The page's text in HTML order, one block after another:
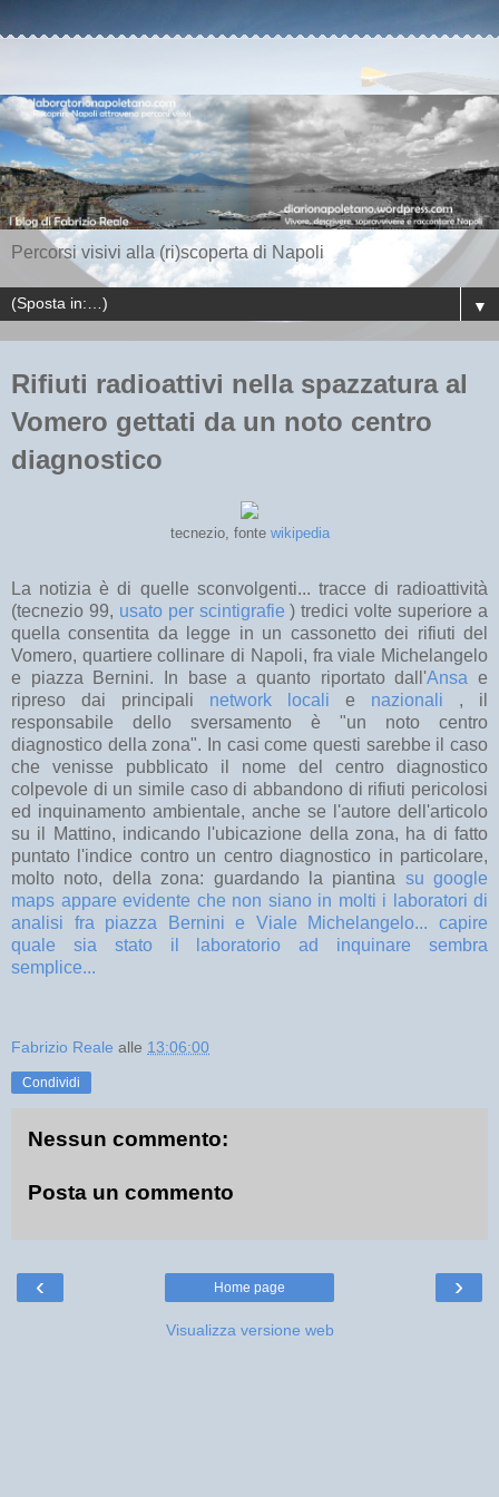
Percorsi visivi alla (ri)scoperta di Napoli
▼
Rifiuti radioattivi nella spazzatura al
Vomero gettati da un noto centro
diagnostico
tecnezio, fonte wikipedia
La notizia è di quelle sconvolgenti... tracce di radioattività
(tecnezio 99, usato per scintigrafie ) tredici volte superiore a
quella consentita da legge in un cassonetto dei rifiuti del
Vomero, quartiere collinare di Napoli, fra viale Michelangelo
e piazza Bernini. In base a quanto riportato dall'Ansae
ripreso dai principali network locali e nazionali , il
responsabile dello sversamento è "un noto centro
diagnostico della zona". In casi come questi sarebbe il caso
che venisse pubblicato il nome del centro diagnostico
colpevole di un simile caso di abbandono di rifiuti pericolosi
ed inquinamento ambientale, anche se l'autore dell'articolo
su il Mattino, indicando l'ubicazione della zona, ha di fatto
puntato l'indice contro un centro diagnostico in particolare,
molto noto, della zona: guardando la piantina su google
maps appare evidente che non siano in molti i laboratori di
analisi fra piazza Bernini e Viale Michelangelo... capire
quale sia stato il laboratorio ad inquinare sembra
semplice...
Fabrizio Reale alle 13:06:00
Condividi
Nessun commento:
Posta un commento
‹ ›
Home page
Visualizza versione web